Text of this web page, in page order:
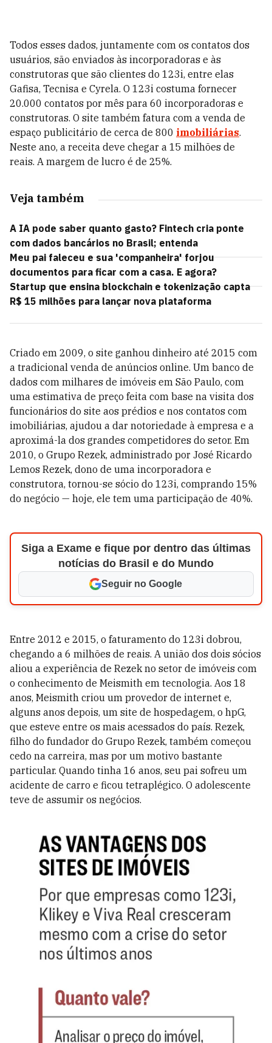
Todos esses dados, juntamente com os contatos dos
usuários, são enviados às incorporadoras e às
construtoras que são clientes do 123i, entre elas
Gafisa, Tecnisa e Cyrela. O 123i costuma fornecer
20.000 contatos por mês para 60 incorporadoras e
construtoras. O site também fatura com a venda de
espaço publicitário de cerca de 800 imobiliárias.
Neste ano, a receita deve chegar a 15 milhões de
reais. A margem de lucro é de 25%.
Veja também
A IA pode saber quanto gasto? Fintech cria ponte
com dados bancários no Brasil; entenda
Meu pai faleceu e sua 'companheira' forjou
documentos para ficar com a casa. E agora?
Startup que ensina blockchain e tokenização capta
R$ 15 milhões para lançar nova plataforma
Criado em 2009, o site ganhou dinheiro até 2015 com
a tradicional venda de anúncios online. Um banco de
dados com milhares de imóveis em São Paulo, com
uma estimativa de preço feita com base na visita dos
funcionários do site aos prédios e nos contatos com
imobiliárias, ajudou a dar notoriedade à empresa e a
aproximá-la dos grandes competidores do setor. Em
2010, o Grupo Rezek, administrado por José Ricardo
Lemos Rezek, dono de uma incorporadora e
construtora, tornou-se sócio do 123i, comprando 15%
do negócio — hoje, ele tem uma participação de 40%.
Siga a Exame e fique por dentro das últimas
notícias do Brasil e do Mundo
Seguir no Google
Entre 2012 e 2015, o faturamento do 123i dobrou,
chegando a 6 milhões de reais. A união dos dois sócios
aliou a experiência de Rezek no setor de imóveis com
o conhecimento de Meismith em tecnologia. Aos 18
anos, Meismith criou um provedor de internet e,
alguns anos depois, um site de hospedagem, o hpG,
que esteve entre os mais acessados do país. Rezek,
filho do fundador do Grupo Rezek, também começou
cedo na carreira, mas por um motivo bastante
particular. Quando tinha 16 anos, seu pai sofreu um
acidente de carro e ficou tetraplégico. O adolescente
teve de assumir os negócios.